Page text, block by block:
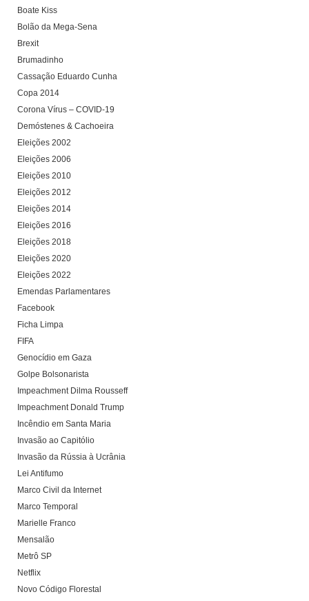
Boate Kiss
Bolão da Mega-Sena
Brexit
Brumadinho
Cassação Eduardo Cunha
Copa 2014
Corona Vírus – COVID-19
Demóstenes & Cachoeira
Eleições 2002
Eleições 2006
Eleições 2010
Eleições 2012
Eleições 2014
Eleições 2016
Eleições 2018
Eleições 2020
Eleições 2022
Emendas Parlamentares
Facebook
Ficha Limpa
FIFA
Genocídio em Gaza
Golpe Bolsonarista
Impeachment Dilma Rousseff
Impeachment Donald Trump
Incêndio em Santa Maria
Invasão ao Capitólio
Invasão da Rússia à Ucrânia
Lei Antifumo
Marco Civil da Internet
Marco Temporal
Marielle Franco
Mensalão
Metrô SP
Netflix
Novo Código Florestal